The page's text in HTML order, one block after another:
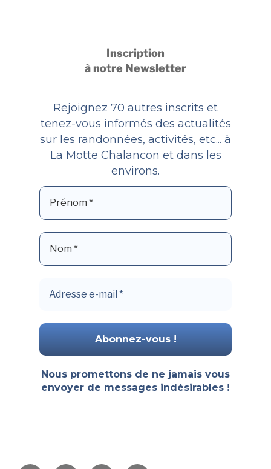
Inscription
à notre Newsletter
Rejoignez 70 autres inscrits et
tenez-vous informés des actualités
sur les randonnées, activités, etc... à
La Motte Chalancon et dans les
environs.
Nous promettons de ne jamais vous
envoyer de messages indésirables !